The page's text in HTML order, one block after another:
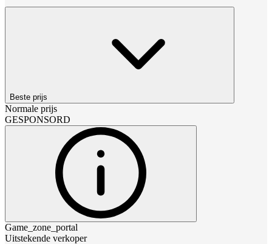
Beste prijs
Normale prijs
GESPONSORD
Game_zone_portal
Uitstekende verkoper